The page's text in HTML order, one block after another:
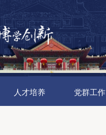
人才培养 党群工作